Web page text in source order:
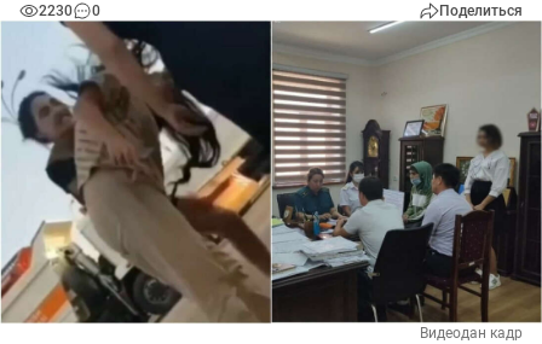
2230 0 Поделиться
Видеодан кадр